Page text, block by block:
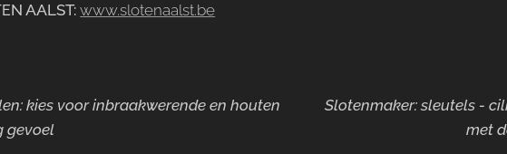
N AALST: www.slotenaalst.be
kies voor inbraakwerende en houten
gevoel
Slotenmaker: sleutels -
met